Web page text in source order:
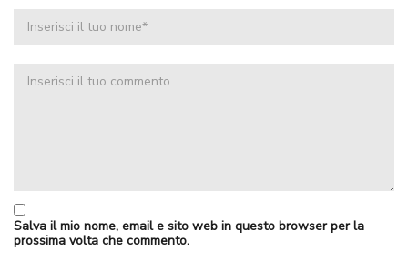
Salva il mio nome, email e sito web in questo browser per la
prossima volta che commento.